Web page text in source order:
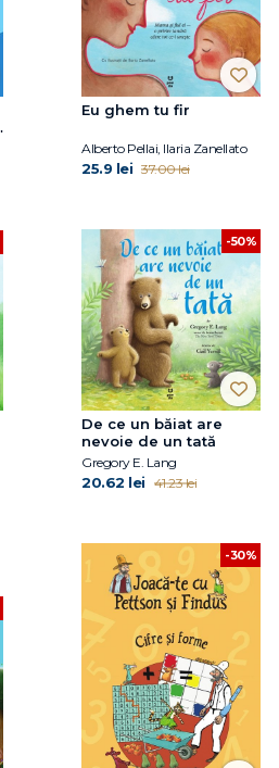
Eu ghem tu fir
Alberto Pellai, Ilaria Zanellato
25.9 lei 37.00 lei
-50%
De ce un băiat are
nevoie de un tată
Gregory E. Lang
20.62 lei 41.23 lei
-30%